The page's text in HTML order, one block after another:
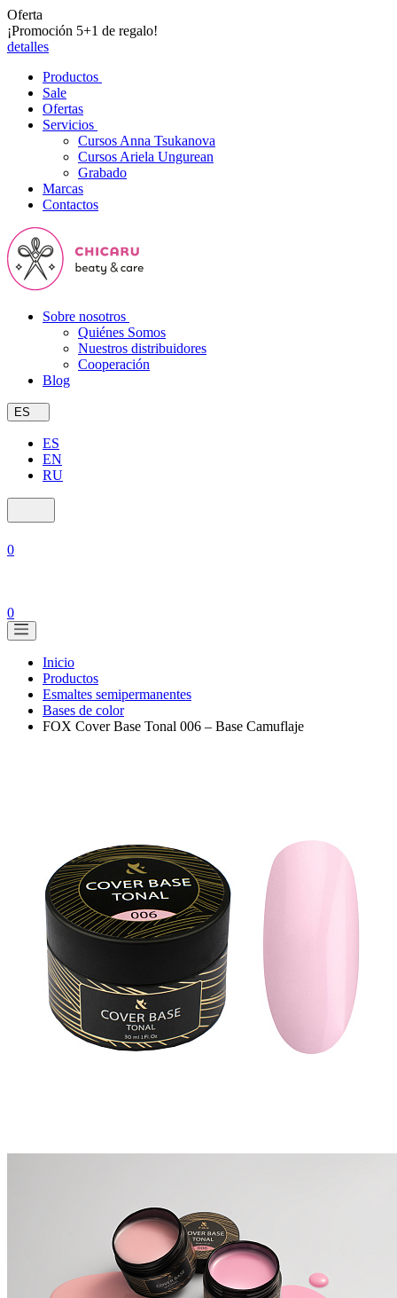
Oferta
¡Promoción 5+1 de regalo!
detalles
Productos
Sale
Ofertas
Servicios
Cursos Anna Tsukanova
Cursos Ariela Ungurean
Grabado
Marcas
Contactos
Sobre nosotros
Quiénes Somos
Nuestros distribuidores
Cooperación
Blog
ES
ES
EN
RU
0
0
Inicio
Productos
Esmaltes semipermanentes
Bases de color
FOX Cover Base Tonal 006 – Base Camuflaje